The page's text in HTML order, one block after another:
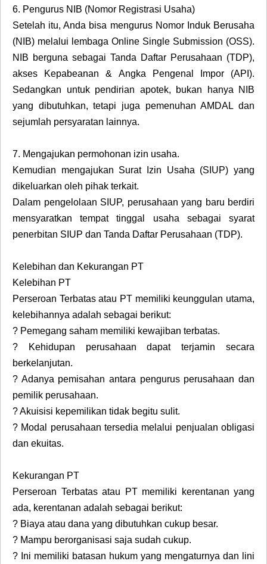
6. Pengurus NIB (Nomor Registrasi Usaha)
Setelah itu, Anda bisa mengurus Nomor Induk Berusaha
(NIB) melalui lembaga Online Single Submission (OSS).
NIB berguna sebagai Tanda Daftar Perusahaan (TDP),
akses Kepabeanan & Angka Pengenal Impor (API).
Sedangkan untuk pendirian apotek, bukan hanya NIB
yang dibutuhkan, tetapi juga pemenuhan AMDAL dan
sejumlah persyaratan lainnya.
7. Mengajukan permohonan izin usaha.
Kemudian mengajukan Surat Izin Usaha (SIUP) yang
dikeluarkan oleh pihak terkait.
Dalam pengelolaan SIUP, perusahaan yang baru berdiri
mensyaratkan tempat tinggal usaha sebagai syarat
penerbitan SIUP dan Tanda Daftar Perusahaan (TDP).
Kelebihan dan Kekurangan PT
Kelebihan PT
Perseroan Terbatas atau PT memiliki keunggulan utama,
kelebihannya adalah sebagai berikut:
? Pemegang saham memiliki kewajiban terbatas.
?
Kehidupan perusahaan dapat terjamin secara
berkelanjutan.
? Adanya pemisahan antara pengurus perusahaan dan
pemilik perusahaan.
?Akuisisi kepemilikan tidak begitu sulit.
? Modal perusahaan tersedia melalui penjualan obligasi
dan ekuitas.
Kekurangan PT
Perseroan Terbatas atau PT memiliki kerentanan yang
ada, kerentanan adalah sebagai berikut:
? Biaya atau dana yang dibutuhkan cukup besar.
? Mampu berorganisasi saja sudah cukup.
? Ini memiliki batasan hukum yang mengaturnya dan lini